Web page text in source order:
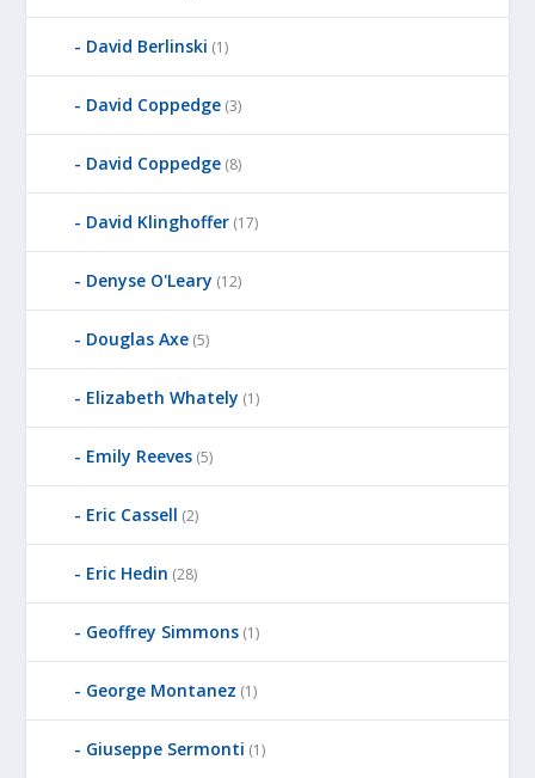
David Berlinski (1)
David Coppedge (3)
David Coppedge (8)
David Klinghoffer (17)
Denyse O'Leary (12)
Douglas Axe (5)
Elizabeth Whately (1)
Emily Reeves (5)
Eric Cassell (2)
Eric Hedin (28)
Geoffrey Simmons (1)
George Montanez (1)
Giuseppe Sermonti (1)